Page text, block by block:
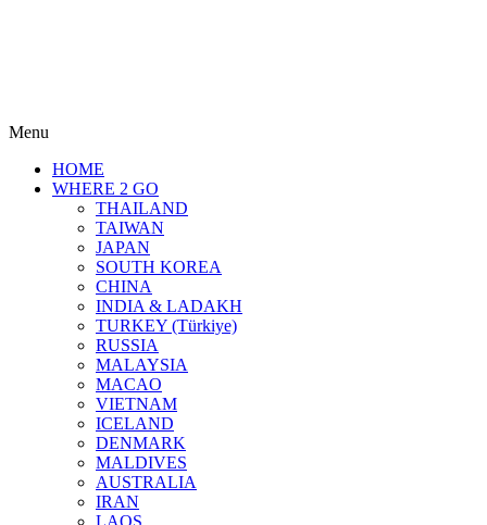
Menu
HOME
WHERE 2 GO
THAILAND
TAIWAN
JAPAN
SOUTH KOREA
CHINA
INDIA & LADAKH
TURKEY (Türkiye)
RUSSIA
MALAYSIA
MACAO
VIETNAM
ICELAND
DENMARK
MALDIVES
AUSTRALIA
IRAN
LAOS